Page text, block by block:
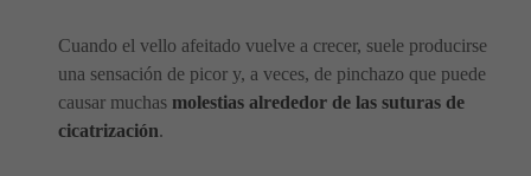
Cuando el vello afeitado vuelve a crecer, suele producirse
una sensación de picor y, a veces, de pinchazo que puede
causar muchas molestias alrededor de las suturas de
cicatrización.